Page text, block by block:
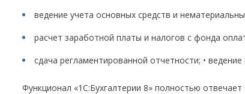
ведение учета основных средств и
расчет заработной платы и налогов с фонда
сдача регламентированной отчетности; •
Функционал «1С:Бухгалтерии 8» полностью